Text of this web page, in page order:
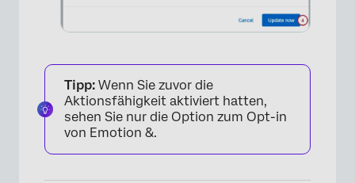
Tipp: Wenn Sie zuvor die
Aktionsfähigkeit aktiviert hatten,
sehen Sie nur die Option zum Opt-in
von Emotion &.